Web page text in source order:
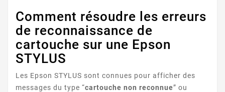
STYLUS DX6000
Comment résoudre les erreurs
de reconnaissance de
cartouche sur une Epson
STYLUS
Les Epson STYLUS sont connues pour afficher des
messages du type “cartouche non reconnue” ou